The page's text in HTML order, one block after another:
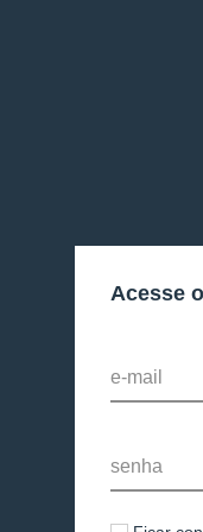
Acesse
e-mail
senha